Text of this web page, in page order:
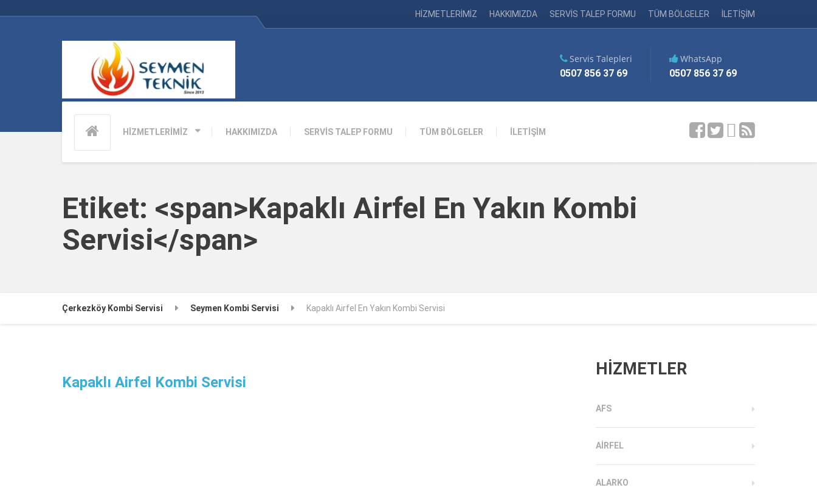
HİZMETLERİMİZ HAKKIMIZDA SERVİS TALEP FORMU TÜM BÖLGELER İLETİŞİM
HİZMETLERİMİZ HAKKIMIZDA SERVİS TALEP FORMU TÜM BÖLGELER İLETİŞİM
Servis Talepleri
0507 856 37 69
WhatsApp
0507 856 37 69
Etiket: <span>Kapaklı Airfel En Yakın Kombi
Servisi</span>
Çerkezköy Kombi Servisi Seymen Kombi Servisi Kapaklı Airfel En Yakın Kombi Servisi
Kapaklı Airfel Kombi Servisi
HİZMETLER
AFS
AIRFEL
ALARKO